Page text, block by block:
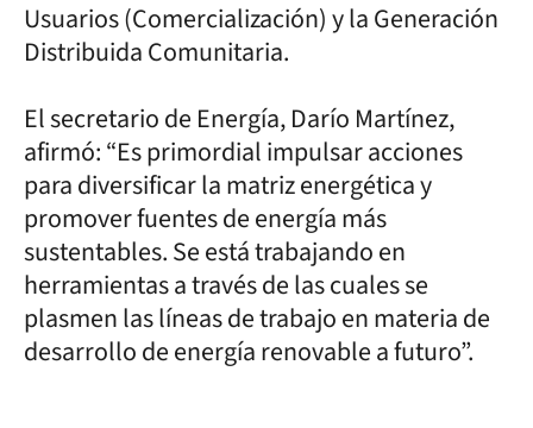
Usuarios (Comercialización) y la Generación
Distribuida Comunitaria.
El secretario de Energía, Darío Martínez,
afirmó: “Es primordial impulsar acciones
para diversificar la matriz energética y
promover fuentes de energía más
sustentables. Se está trabajando en
herramientas a través de las cuales se
plasmen las líneas de trabajo en materia de
desarrollo de energía renovable a futuro”.